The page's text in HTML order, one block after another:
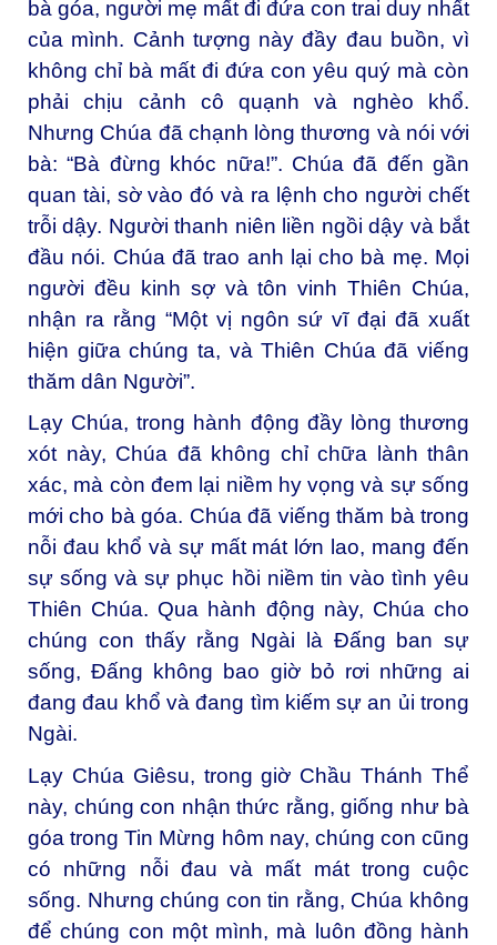
bà góa, người mẹ mất đi đứa con trai duy nhất
của mình. Cảnh tượng này đầy đau buồn, vì
không chỉ bà mất đi đứa con yêu quý mà còn
phải chịu cảnh cô quạnh và nghèo khổ.
Nhưng Chúa đã chạnh lòng thương và nói với
bà: “Bà đừng khóc nữa!”. Chúa đã đến gần
quan tài, sờ vào đó và ra lệnh cho người chết
trỗi dậy. Người thanh niên liền ngồi dậy và bắt
đầu nói. Chúa đã trao anh lại cho bà mẹ. Mọi
người đều kinh sợ và tôn vinh Thiên Chúa,
nhận ra rằng “Một vị ngôn sứ vĩ đại đã xuất
hiện giữa chúng ta, và Thiên Chúa đã viếng
thăm dân Người”.
Lạy Chúa, trong hành động đầy lòng thương
xót này, Chúa đã không chỉ chữa lành thân
xác, mà còn đem lại niềm hy vọng và sự sống
mới cho bà góa. Chúa đã viếng thăm bà trong
nỗi đau khổ và sự mất mát lớn lao, mang đến
sự sống và sự phục hồi niềm tin vào tình yêu
Thiên Chúa. Qua hành động này, Chúa cho
chúng con thấy rằng Ngài là Đấng ban sự
sống, Đấng không bao giờ bỏ rơi những ai
đang đau khổ và đang tìm kiếm sự an ủi trong
Ngài.
Lạy Chúa Giêsu, trong giờ Chầu Thánh Thể
này, chúng con nhận thức rằng, giống như bà
góa trong Tin Mừng hôm nay, chúng con cũng
có những nỗi đau và mất mát trong cuộc
sống. Nhưng chúng con tin rằng, Chúa không
để chúng con một mình, mà luôn đồng hành